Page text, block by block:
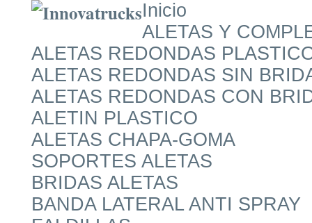
Inicio
ALETAS Y
ALETAS REDONDAS
ALETAS REDONDAS SIN
ALETAS REDONDAS CON
ALETIN PLASTICO
ALETAS CHAPA-GOMA
SOPORTES ALETAS
BRIDAS ALETAS
BANDA LATERAL ANTI SPRAY